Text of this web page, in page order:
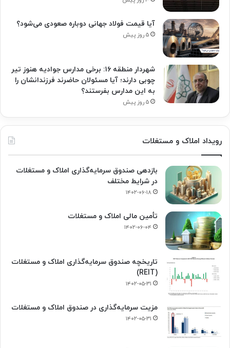
آیا قیمت فولاد جهانی دوباره صعودی می‌شود؟
۵ روز پیش
شهردار منطقه ۱۶: برخی مدارس جوادیه هنوز تیر
چوبی دارند؛ آیا مسئولان حاضرند فرزندانشان را
به این مدارس بفرستند؟
۵ روز پیش
رویداد املاک و مستغلات
بازدهی صندوق سرمایه‌گذاری املاک و مستغلات
در شرایط مختلف
۱۴۰۲-۰۶-۱۸
تأمین مالی املاک و مستغلات
۱۴۰۲-۰۶-۰۴
تاریخچه صندوق سرمایه‌گذاری املاک و مستغلات
(REIT)
۱۴۰۲-۰۵-۳۱
مزیت سرمایه‌گذاری در صندوق املاک و مستغلات
۱۴۰۲-۰۵-۳۱